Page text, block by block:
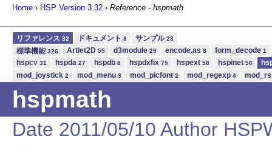
Home › HSP Version 3.32 › Reference - hspmath
リファレンス 32 ドキュメント 8 サンプル28
標準機能326 Artlet2D 55 d3module 29 encode.as 8 form_decode 1
hspcv 31 hspda 27 hspdb 8 hspdxfix 75 hspext 58 hspinet 56
mod_joystick 2 mod_menu 3 mod_picfont 2 mod_regexp 4
hspmath
Date 2011/05/10 Author